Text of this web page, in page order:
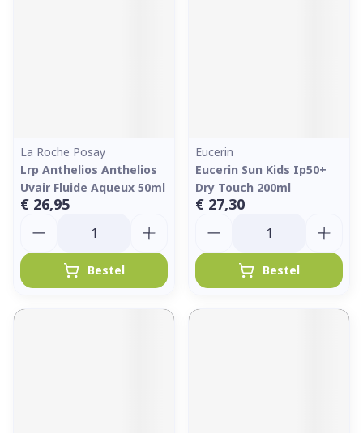
La Roche Posay
Lrp Anthelios Anthelios
Uvair Fluide Aqueux 50ml
€ 26,95
Bestel
Eucerin
Eucerin Sun Kids Ip50+
Dry Touch 200ml
€ 27,30
Bestel